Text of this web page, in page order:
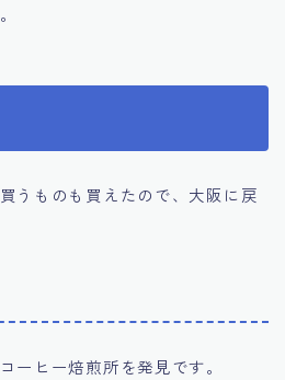
うものも買えたので、大阪に戻
ーヒー焙煎所を発見です。